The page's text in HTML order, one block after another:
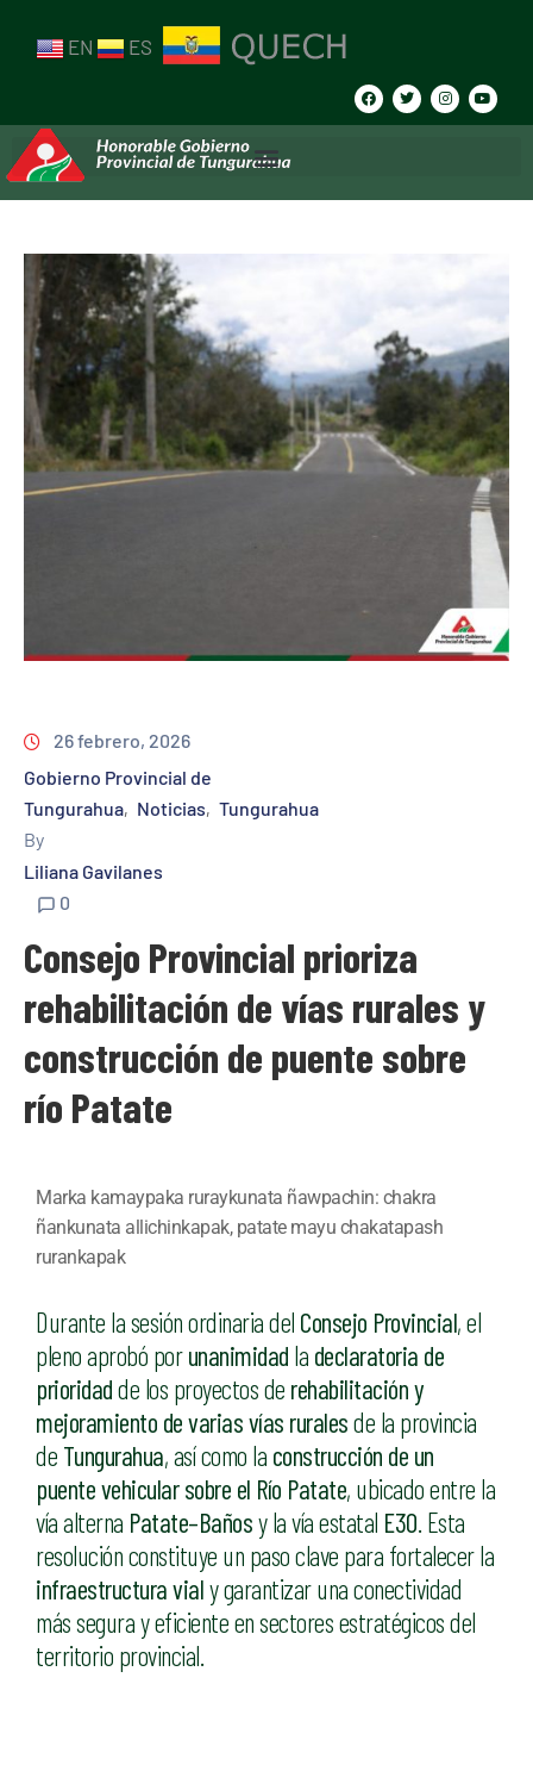
EN ES
26 febrero, 2026
Gobierno Provincial de
Tungurahua‚ Noticias‚ Tungurahua
By
Liliana Gavilanes
0
Consejo Provincial prioriza
rehabilitación de vías rurales y
construcción de puente sobre
río Patate
Marka kamaypaka ruraykunata ñawpachin: chakra
ñankunata allichinkapak, patate mayu chakatapash
rurankapak
Durante la sesión ordinaria del Consejo Provincial, el
pleno aprobó porunanimidad la declaratoria de
prioridadde los proyectos de rehabilitación y
mejoramiento de varias vías ruralesde la provincia
de Tungurahua, así como la construcción de un
puente vehicular sobre el Río Patate, ubicado entre la
vía alterna Patate–Bañosy la vía estatal E30. Esta
resolución constituye un paso clave para fortalecer la
infraestructura vialy garantizar una conectividad
más segura y eficiente en sectores estratégicos del
territorio provincial.